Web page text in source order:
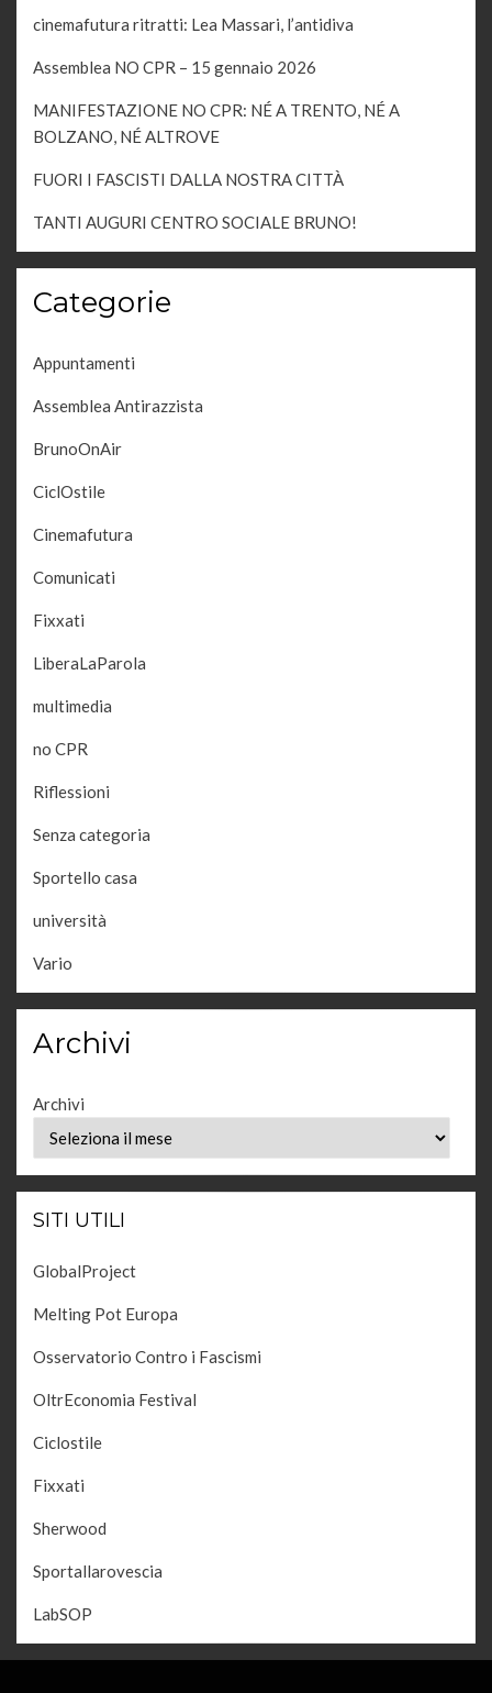
cinemafutura ritratti: Lea Massari, l’antidiva
Assemblea NO CPR – 15 gennaio 2026
MANIFESTAZIONE NO CPR: NÉ A TRENTO, NÉ A
BOLZANO, NÉ ALTROVE
FUORI I FASCISTI DALLA NOSTRA CITTÀ
TANTI AUGURI CENTRO SOCIALE BRUNO!
Categorie
Appuntamenti
Assemblea Antirazzista
BrunoOnAir
CiclOstile
Cinemafutura
Comunicati
Fixxati
LiberaLaParola
multimedia
no CPR
Riflessioni
Senza categoria
Sportello casa
università
Vario
Archivi
Archivi
SITI UTILI
GlobalProject
Melting Pot Europa
Osservatorio Contro i Fascismi
OltrEconomia Festival
Ciclostile
Fixxati
Sherwood
Sportallarovescia
LabSOP